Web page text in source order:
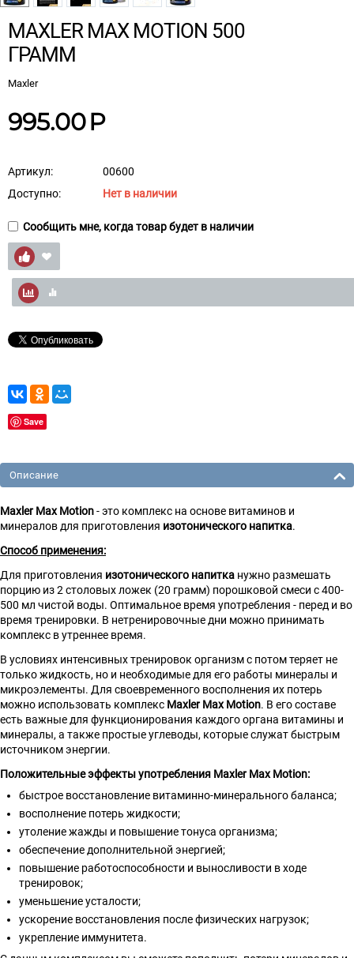
MAXLER MAX MOTION 500
ГРАММ
Maxler
995.00Р
Артикул:
00600
Доступно:
Нет в наличии
Сообщить мне, когда товар будет в наличии
Save
Описание
Maxler Max Motion- это комплекс на основе витаминов и
минералов для приготовления изотонического напитка.
Способ применения:
Для приготовления изотонического напитка нужно размешать
порцию из 2 столовых ложек (20 грамм) порошковой смеси с 400-
500 мл чистой воды. Оптимальное время употребления - перед и во
время тренировки. В нетренировочные дни можно принимать
комплекс в утреннее время.
В условиях интенсивных тренировок организм с потом теряет не
только жидкость, но и необходимые для его работы минералы и
микроэлементы. Для своевременного восполнения их потерь
можно использовать комплекс Maxler Max Motion. В его составе
есть важные для функционирования каждого органа витамины и
минералы, а также простые углеводы, которые служат быстрым
источником энергии.
Положительные эффекты употребления Maxler Max Motion:
быстрое восстановление витаминно-минерального баланса;
восполнение потерь жидкости;
утоление жажды и повышение тонуса организма;
обеспечение дополнительной энергией;
повышение работоспособности и выносливости в ходе
тренировок;
уменьшение усталости;
ускорение восстановления после физических нагрузок;
укрепление иммунитета.